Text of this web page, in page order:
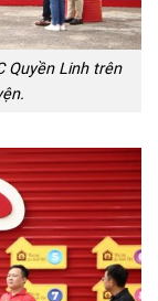
Quyền Linh trên